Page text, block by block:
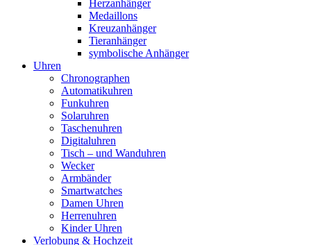
Herzanhänger
Medaillons
Kreuzanhänger
Tieranhänger
symbolische Anhänger
Uhren
Chronographen
Automatikuhren
Funkuhren
Solaruhren
Taschenuhren
Digitaluhren
Tisch – und Wanduhren
Wecker
Armbänder
Smartwatches
Damen Uhren
Herrenuhren
Kinder Uhren
Verlobung & Hochzeit